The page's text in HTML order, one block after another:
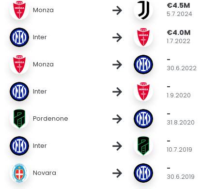
Monza → €4.5M
5.7.2024
Inter → €4.0M
1.7.2022
Monza → -
30.6.2022
Inter → -
1.9.2020
Pordenone → -
31.8.2020
Inter → -
10.7.2019
Novara → -
30.6.2019